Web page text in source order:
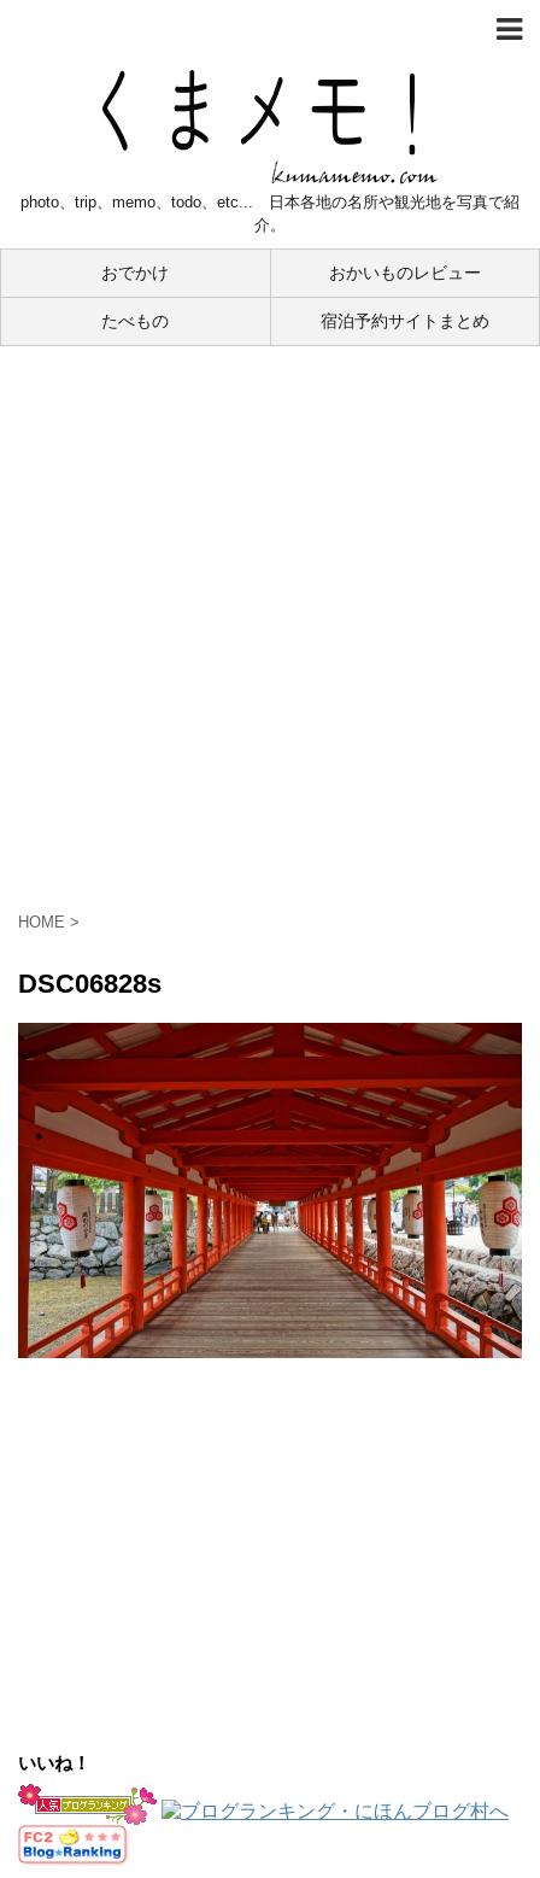
photo、trip、memo、todo、etc... 日本各地の名所や観光地を写真で紹
介。
おでかけ おかいものレビュー
たべもの 宿泊予約サイトまとめ
HOME >
DSC06828s
いいね！